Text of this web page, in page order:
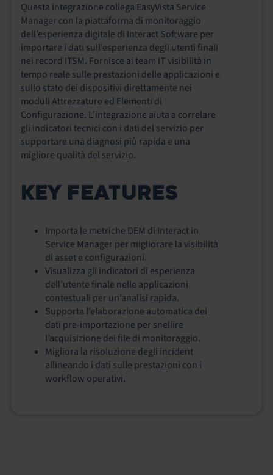
Questa integrazione collega EasyVista Service
Manager con la piattaforma di monitoraggio
dell’esperienza digitale di Interact Software per
importare i dati sull’esperienza degli utenti finali
nei record ITSM. Fornisce ai team IT visibilità in
tempo reale sulle prestazioni delle applicazioni e
sullo stato dei dispositivi direttamente nei
moduli Attrezzature ed Elementi di
Configurazione. L’integrazione aiuta a correlare
gli indicatori tecnici con i dati del servizio per
supportare una diagnosi più rapida e una
migliore qualità del servizio.
KEY FEATURES
Importa le metriche DEM di Interact in
Service Manager per migliorare la visibilità
di asset e configurazioni.
Visualizza gli indicatori di esperienza
dell’utente finale nelle applicazioni
contestuali per un’analisi rapida.
Supporta l’elaborazione automatica dei
dati pre-importazione per snellire
l’acquisizione dei file di monitoraggio.
Migliora la risoluzione degli incident
allineando i dati sulle prestazioni con i
workflow operativi.